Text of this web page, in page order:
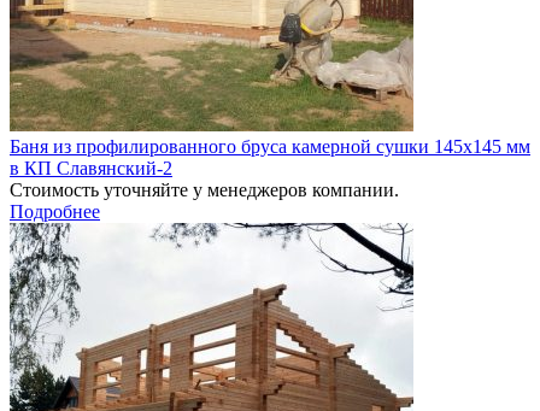
Баня из профилированного бруса камерной сушки 145х145 мм
в КП Славянский-2
Стоимость уточняйте у менеджеров компании.
Подробнее